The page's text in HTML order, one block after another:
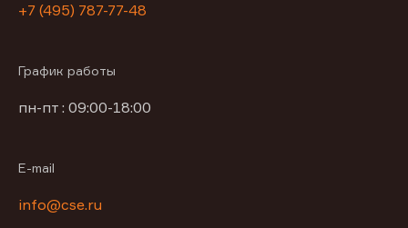
+7 (495) 787-77-48
График работы
пн-пт : 09:00-18:00
E-mail
info@cse.ru